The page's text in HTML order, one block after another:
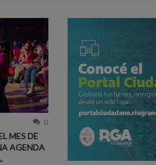
0
MES DE
AGENDA